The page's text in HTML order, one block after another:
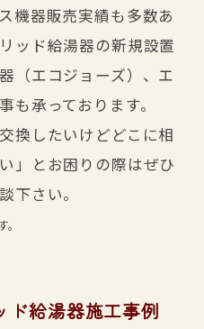
機器販売実績も多数あ
ッド給湯器の新規設置
（エコジョーズ）、エ
も承っております。
換したいけどどこに相
」とお困りの際はぜひ
下さい。
ド給湯器施工事例